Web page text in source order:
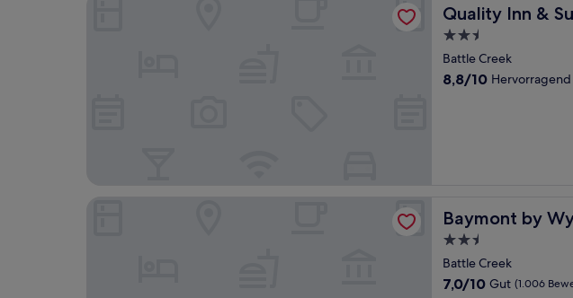
Quality Inn &
Quality Inn &
2.5-
Sterne-
Unterkunft
Battle Creek
8.8
8,8/10 Hervorragend
Baymont by
Baymont by
2.5-
Sterne-
Unterkunft
Battle Creek
7.0
7,0/10 Gut (1.006